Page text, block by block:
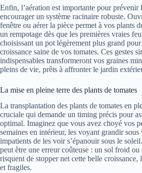
Enfin, l’aération est importante pour prévenir
encourager un système racinaire robuste.
fenêtre ou aérer la pièce permet à vos plants
un rempotage dès que les premières vraies
choisissant un pot légèrement plus grand
croissance saine de vos tomates. Ces gestes
indispensables transformeront vos graines
pleins de vie, prêts à affronter le jardin
La mise en pleine terre des plants de tomates
La transplantation des plants de tomates en
cruciale qui demande un timing précis pour
optimal. Imaginez que vous avez choyé vos
semaines en intérieur, les voyant grandir sous
impatients de les voir s’épanouir sous le
peut être une erreur coûteuse : un sol froid ou
risquent de stopper net cette belle croissance,
et fragiles.